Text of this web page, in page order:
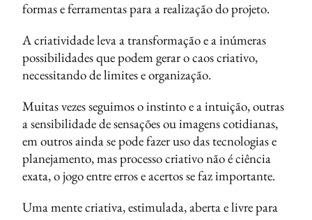
formas e ferramentas para a realização do projeto.
A criatividade leva a transformação e a inúmeras
possibilidades que podem gerar o caos criativo,
necessitando de limites e organização.
Muitas vezes seguimos o instinto e a intuição, outras
a sensibilidade de sensações ou imagens cotidianas,
em outros ainda se pode fazer uso das tecnologias e
planejamento, mas processo criativo não é ciência
exata, o jogo entre erros e acertos se faz importante.
Uma mente criativa, estimulada, aberta e livre para